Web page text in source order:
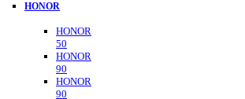
HONOR
HONOR
50
HONOR
90
HONOR
90